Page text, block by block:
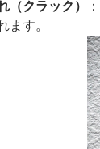
（クラック）
ます。